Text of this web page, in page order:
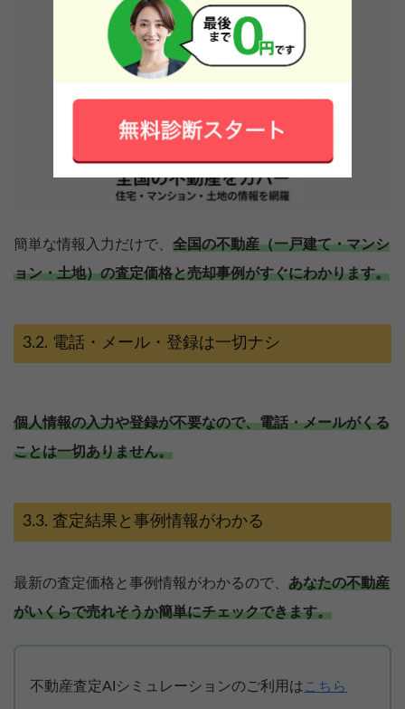
簡単な情報入力だけで、 全国の不動産（一戸建て・マンシ
ョン・土地）の査定価格と売却事例がすぐにわかります。
電話・メール・登録は一切ナシ
個人情報の入力や登録が不要なので、電話・メールがくる
ことは一切ありません。
査定結果と事例情報がわかる
最新の査定価格と事例情報がわかるので、 あなたの不動産
がいくらで売れそうか簡単にチェックできます。
不動産査定AIシミュレーションのご利用は こちら